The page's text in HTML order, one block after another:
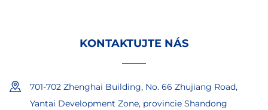
KONTAKTUJTE NÁS
701-702 Zhenghai Building, No. 66 Zhujiang Road,
Yantai Development Zone, provincie Shandong